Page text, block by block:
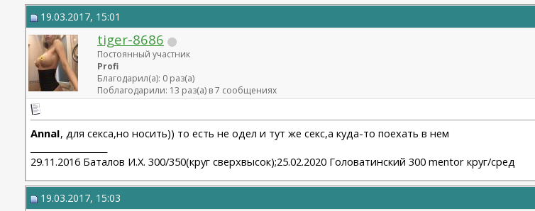
19.03.2017, 15:01
tiger-8686
Постоянный участник
Profi
Благодарил(а): 0 раз(а)
Поблагодарили: 13 раз(а) в 7 сообщениях
AnnaI, для секса,но носить)) то есть не одел и тут же секс,а куда-то поехать в нем
29.11.2016 Баталов И.Х. 300/350(круг сверхвысок);25.02.2020 Головатинский 300 mentor круг/сред
19.03.2017, 15:03